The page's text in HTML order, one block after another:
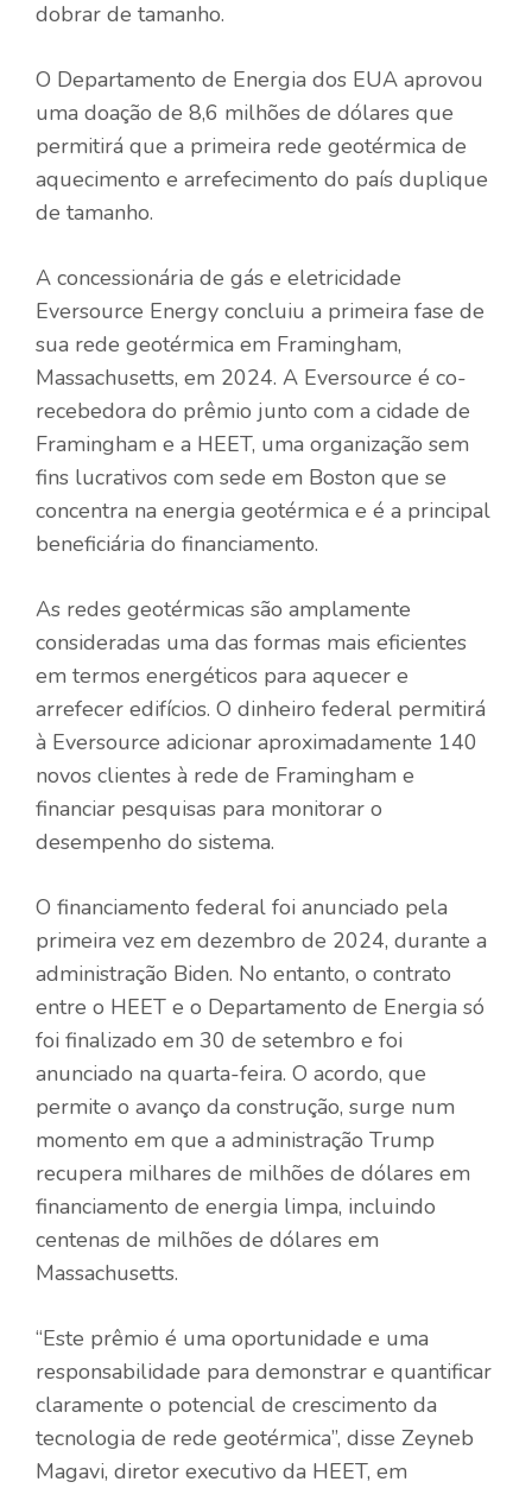
dobrar de tamanho.
O Departamento de Energia dos EUA aprovou
uma doação de 8,6 milhões de dólares que
permitirá que a primeira rede geotérmica de
aquecimento e arrefecimento do país duplique
de tamanho.
A concessionária de gás e eletricidade
Eversource Energy concluiu a primeira fase de
sua rede geotérmica em Framingham,
Massachusetts, em 2024. A Eversource é co-
recebedora do prêmio junto com a cidade de
Framingham e a HEET, uma organização sem
fins lucrativos com sede em Boston que se
concentra na energia geotérmica e é a principal
beneficiária do financiamento.
As redes geotérmicas são amplamente
consideradas uma das formas mais eficientes
em termos energéticos para aquecer e
arrefecer edifícios. O dinheiro federal permitirá
à Eversource adicionar aproximadamente 140
novos clientes à rede de Framingham e
financiar pesquisas para monitorar o
desempenho do sistema.
O financiamento federal foi anunciado pela
primeira vez em dezembro de 2024, durante a
administração Biden. No entanto, o contrato
entre o HEET e o Departamento de Energia só
foi finalizado em 30 de setembro e foi
anunciado na quarta-feira. O acordo, que
permite o avanço da construção, surge num
momento em que a administração Trump
recupera milhares de milhões de dólares em
financiamento de energia limpa, incluindo
centenas de milhões de dólares em
Massachusetts.
“Este prêmio é uma oportunidade e uma
responsabilidade para demonstrar e quantificar
claramente o potencial de crescimento da
tecnologia de rede geotérmica”, disse Zeyneb
Magavi, diretor executivo da HEET, em